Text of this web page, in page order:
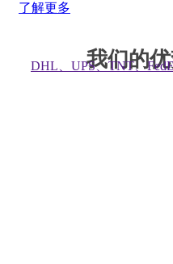
了解更多
我们的
DHL、UPS、TNT、